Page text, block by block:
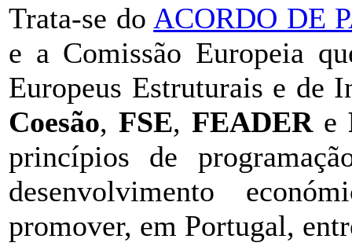
Trata-se do ACORDO DE
e a Comissão Europeia
Europeus Estruturais e de
Coesão, FSE, FEADERe
princípios de
desenvolvimento
promover, em Portugal,